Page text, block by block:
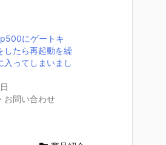
にゲートキ
したら再起動を繰
入ってしまいまし
お問い合わせ